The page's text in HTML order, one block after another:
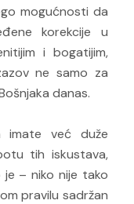
mogućnosti da
korekcije u
i bogatijim,
ne samo za
danas.
imate već duže
tih iskustava,
je – niko nije tako
pravilu sadržan